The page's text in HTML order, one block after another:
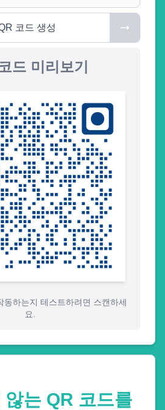
코드 생성
드 미리보기
동하는지 테스트하려면 스캔하세
요.
않는 QR 코드를